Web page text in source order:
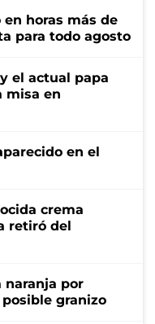
en horas más de
para todo agosto
el actual papa
misa en
en el
crema
retiró del
naranja por
granizo